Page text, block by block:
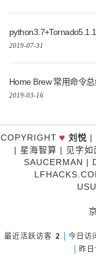
2019-07-31
Home Brew 常用命令
2019-03-16
COPYRIGHT♥ 刘悦 |
| 星海智算 | 见字如
SAUCERMAN |
最近活跃访客 2 今日访
昨